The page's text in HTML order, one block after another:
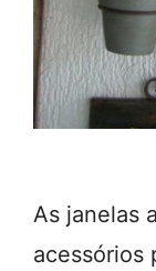
As janelas
acessórios